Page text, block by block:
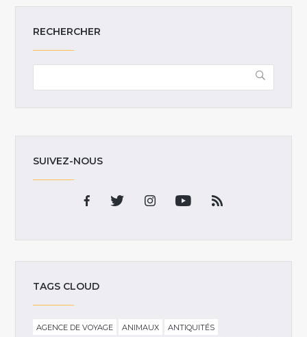
RECHERCHER
SUIVEZ-NOUS
TAGS CLOUD
AGENCE DE VOYAGE ANIMAUX
ANTIQUITÉS